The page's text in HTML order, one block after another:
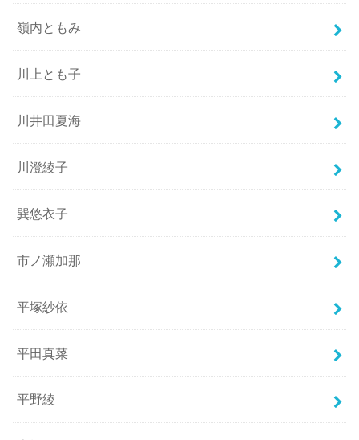
嶺内ともみ
川上とも子
川井田夏海
川澄綾子
巽悠衣子
市ノ瀬加那
平塚紗依
平田真菜
平野綾